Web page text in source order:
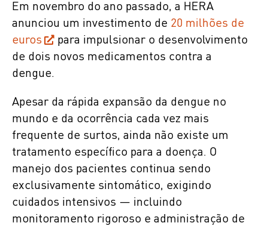
Em novembro do ano passado, a HERA
anunciou um investimento de 20 milhões de
euros
para impulsionar o desenvolvimento
de dois novos medicamentos contra a
dengue.
Apesar da rápida expansão da dengue no
mundo e da ocorrência cada vez mais
frequente de surtos, ainda não existe um
tratamento específico para a doença. O
manejo dos pacientes continua sendo
exclusivamente sintomático, exigindo
cuidados intensivos — incluindo
monitoramento rigoroso e administração de